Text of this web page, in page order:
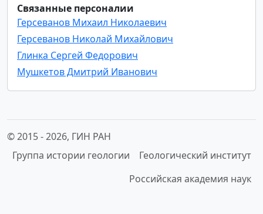
Связанные персоналии
Герсеванов Михаил Николаевич
Герсеванов Николай Михайлович
Глинка Сергей Федорович
Мушкетов Дмитрий Иванович
© 2015 -2026, ГИН РАН
Группа истории геологии
Геологический институт
Российская академия наук